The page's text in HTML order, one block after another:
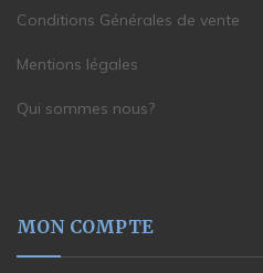
Conditions Générales de vente
Mentions légales
Qui sommes nous?
MON COMPTE